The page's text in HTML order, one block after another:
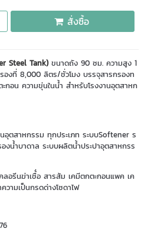
สั่งซื้อ
Steel Tank)ขนาดถัง 90 ซม. ความสูง 1
องที่ 8,000 ลิตร/ชั่วโมง บรรจุสารกรองท
อน ความขุ่นในน้ำ สำหรับโรงงานอุตสาหก
อุตสาหกรรม ทุกประเภท ระบบSoftener ร
งน้ำบาดาล ระบบผลิตน้ำประปาอุตสาหกรร
ลอรีนฆ่าเชื้่อ สารส้ม เคมีตกตะกอนแพค เค
วามเป็นกรดด่างโซดาไฟ